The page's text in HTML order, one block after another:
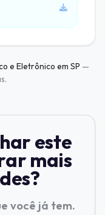
e Eletrônico em SP —
este
mais
você já tem.